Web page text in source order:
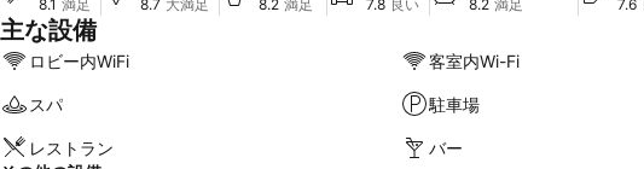
8.1 満足
8.7 大満足
8.2 満足
7.8 良い
8.2 満足
7.6
主な設備
ロビー内WiFi 客室内Wi-Fi
スパ 駐車場
レストラン
バー